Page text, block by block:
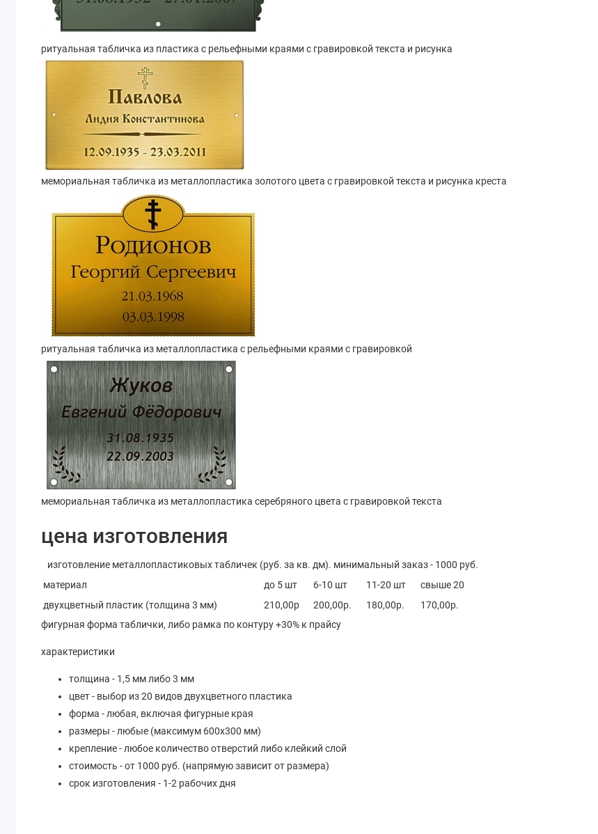
ритуальная табличка из пластика с рельефными краями с гравировкой текста и рисунка
мемориальная табличка из металлопластика золотого цвета с гравировкой текста и рисунка креста
ритуальная табличка из металлопластика с рельефными краями с гравировкой
мемориальная табличка из металлопластика серебряного цвета с гравировкой текста
цена изготовления
изготовление металлопластиковых табличек (руб. за кв. дм). минимальный заказ - 1000 руб.
материал
до 5 шт 6-10 шт 11-20 шт
свыше 20
двухцветный пластик (толщина 3 мм)
210,00р 200,00р. 180,00р.
170,00р.
фигурная форма таблички, либо рамка по контуру +30% к прайсу
характеристики
толщина - 1,5 мм либо 3 мм
цвет - выбор из 20 видов двухцветного пластика
форма - любая, включая фигурные края
размеры - любые (максимум 600х300 мм)
крепление - любое количество отверстий либо клейкий слой
стоимость - от 1000 руб. (напрямую зависит от размера)
срок изготовления - 1-2 рабочих дня